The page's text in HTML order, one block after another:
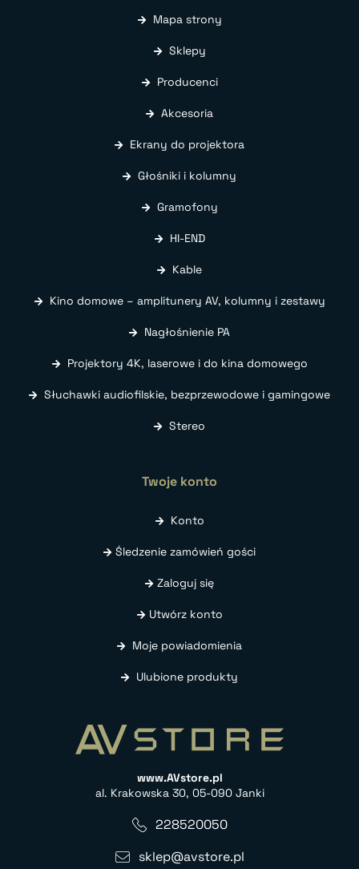
Mapa strony
Sklepy
Producenci
Akcesoria
Ekrany do projektora
Głośniki i kolumny
Gramofony
HI-END
Kable
Kino domowe – amplitunery AV, kolumny i zestawy
Nagłośnienie PA
Projektory 4K, laserowe i do kina domowego
Słuchawki audiofilskie, bezprzewodowe i gamingowe
Stereo
Twoje konto
Konto
Śledzenie zamówień gości
Zaloguj się
Utwórz konto
Moje powiadomienia
Ulubione produkty
www.AVstore.pl
al. Krakowska 30, 05-090 Janki
228520050
sklep@avstore.pl